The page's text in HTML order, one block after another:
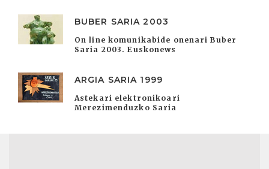
BUBER SARIA 2003
On line komunikabide onenari Buber
Saria 2003. Euskonews
ARGIA SARIA 1999
Astekari elektronikoari
Merezimenduzko Saria